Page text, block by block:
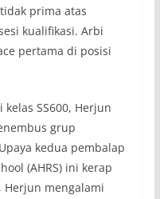
prima atas
kualifikasi. Arbi
pertama di posisi
SS600, Herjun
grup
kedua pembalap
(AHRS) ini kerap
Herjun mengalami